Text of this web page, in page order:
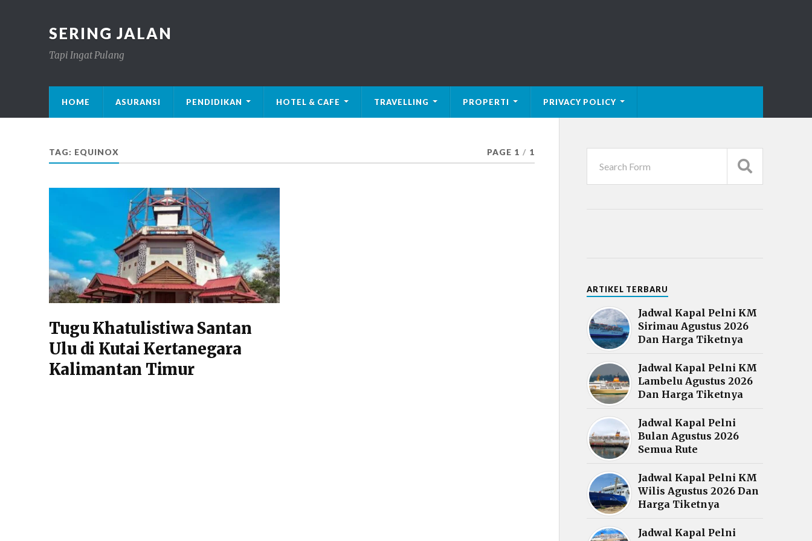
SERING JALAN
Tapi Ingat Pulang
HOME ASURANSI PENDIDIKAN HOTEL & CAFE TRAVELLING PROPERTI PRIVACY POLICY
TAG: EQUINOX PAGE 1 / 1
Tugu Khatulistiwa Santan
Ulu di Kutai Kertanegara
Kalimantan Timur
ARTIKEL TERBARU
Jadwal Kapal Pelni KM
Sirimau Agustus 2026
Dan Harga Tiketnya
Jadwal Kapal Pelni KM
Lambelu Agustus 2026
Dan Harga Tiketnya
Jadwal Kapal Pelni
Bulan Agustus 2026
Semua Rute
Jadwal Kapal Pelni KM
Wilis Agustus 2026 Dan
Harga Tiketnya
Jadwal Kapal Pelni